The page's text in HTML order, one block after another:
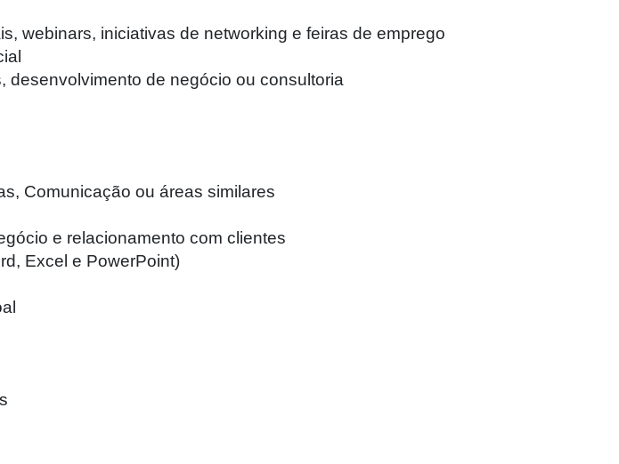
webinars, iniciativas de networking e feiras de emprego
desenvolvimento de negócio ou consultoria
Comunicação ou áreas similares
e relacionamento com clientes
Excel e PowerPoint)